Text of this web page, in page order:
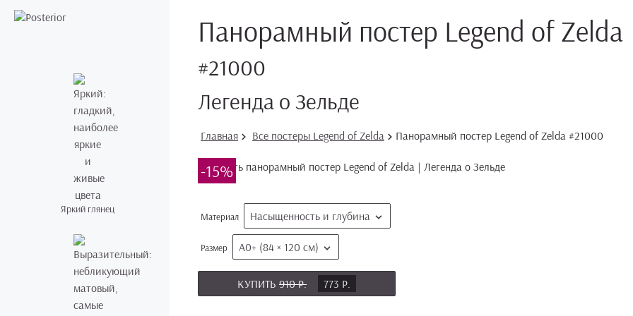
Яркий глянец
Панорамный постер Legend of Zelda
#21000
Легенда о Зельде
Главная Все постеры Legend of Zelda Панорамный постер Legend of Zelda #21000
-15%
Материал Насыщенность и глубина
Размер А0+ (84 × 120 см)
КУПИТЬ 910 Р. 773 Р.